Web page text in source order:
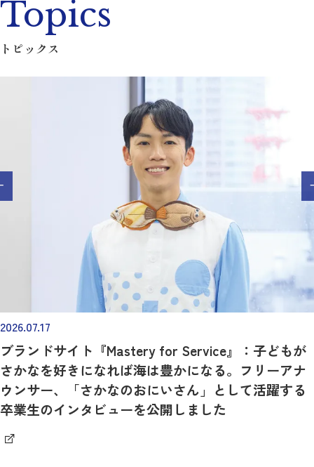
Topics
トピックス
2026.07.17
ブランドサイト『Mastery for Service』：子どもが
さかなを好きになれば海は豊かになる。フリーアナ
ウンサー、「さかなのおにいさん」として活躍する
卒業生のインタビューを公開しました